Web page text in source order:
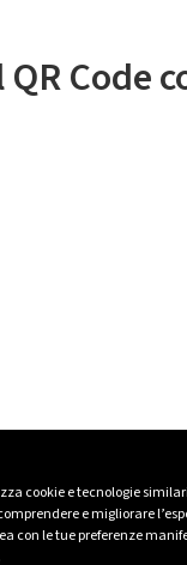
cookie e tecnologie
e migliorare
con le tue preferenze
Code